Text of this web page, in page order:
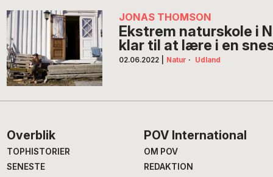
JONAS THOMSON
Ekstrem naturskole i
klar til at lære i en
02.06.2022 Natur · Udland
Footer
Overblik
TOPHISTORIER
SENESTE
POV International
OM POV
REDAKTION